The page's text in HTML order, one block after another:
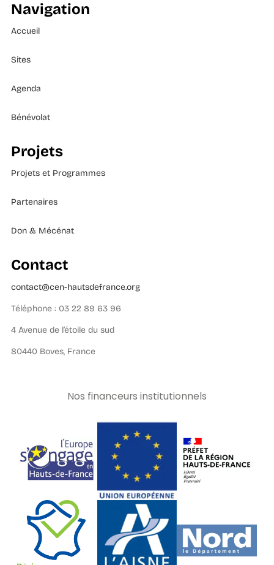
Navigation
Accueil
Sites
Agenda
Bénévolat
Projets
Projets et Programmes
Partenaires
Don & Mécénat
Contact
contact@cen-hautsdefrance.org
Téléphone : 03 22 89 63 96
4 Avenue de l’étoile du sud
80440 Boves, France
Nos financeurs institutionnels